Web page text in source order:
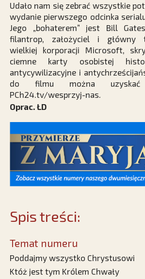
Udało nam się zebrać wszystkie
wydanie pierwszego odcinka
Jego „bohaterem” jest Bill
filantrop, założyciel i główny
wielkiej korporacji Microsoft,
ciemne karty osobistej
antycywilizacyjne i
do filmu można
PCh24.tv/wesprzyj-nas.
Oprac. ŁD
Spis treści:
Temat numeru
Poddajmy wszystko Chrystusowi
Któż jest tym Królem Chwały